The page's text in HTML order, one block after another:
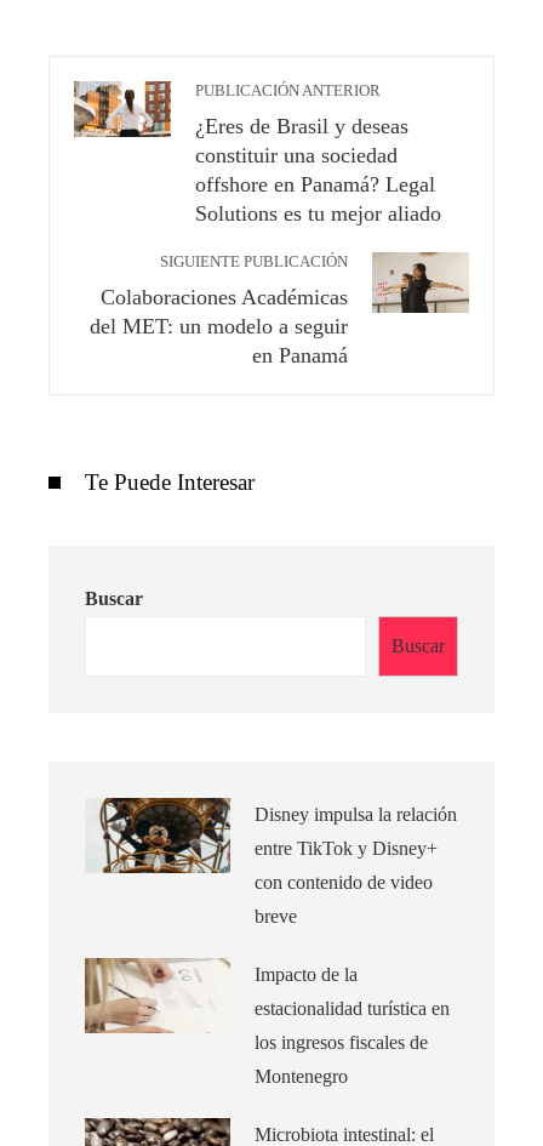
PUBLICACIÓN ANTERIOR
¿Eres de Brasil y deseas
constituir una sociedad
offshore en Panamá? Legal
Solutions es tu mejor aliado
SIGUIENTE PUBLICACIÓN
Colaboraciones Académicas
del MET: un modelo a seguir
en Panamá
Te Puede Interesar
Buscar
Buscar
Disney impulsa la relación
entre TikTok y Disney+
con contenido de video
breve
Impacto de la
estacionalidad turística en
los ingresos fiscales de
Montenegro
Microbiota intestinal: el